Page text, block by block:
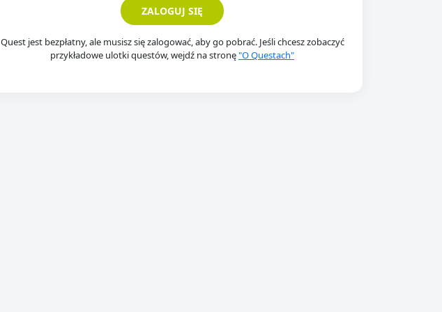
ZALOGUJ SIĘ
Quest jest bezpłatny, ale musisz się zalogować, aby go pobrać. Jeśli chcesz zobaczyć
przykładowe ulotki questów, wejdź na stronę"O Questach"